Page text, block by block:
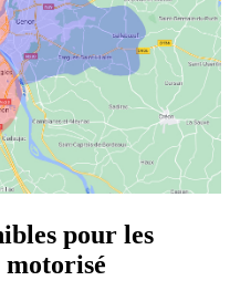
pour les